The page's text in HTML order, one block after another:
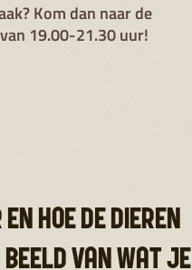
Kom dan naar de
19.00-21.30 uur!
HOE DE DIEREN
BEELD VAN WAT JE